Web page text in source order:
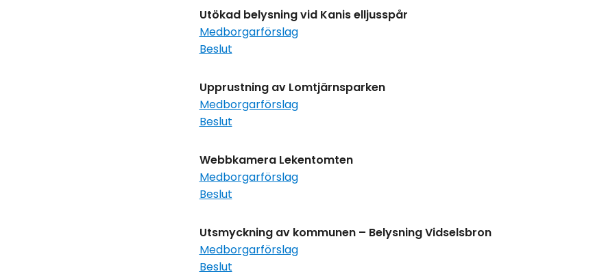
Utökad belysning vid Kanis elljusspår
Medborgarförslag
Beslut
Upprustning av Lomtjärnsparken
Medborgarförslag
Beslut
Webbkamera Lekentomten
Medborgarförslag
Beslut
Utsmyckning av kommunen – Belysning Vidselsbron
Medborgarförslag
Beslut